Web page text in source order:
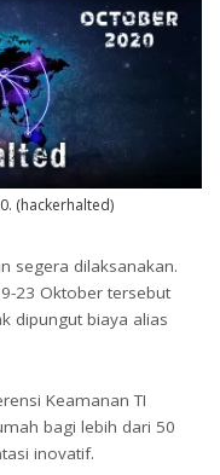
(hackerhalted)
segera dilaksanakan.
23 Oktober tersebut
dipungut biaya alias
Keamanan TI
bagi lebih dari 50
inovatif.